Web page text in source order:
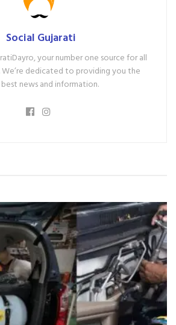
Social Gujarati
your number one source for all
We’re dedicated to providing you the
news and information.